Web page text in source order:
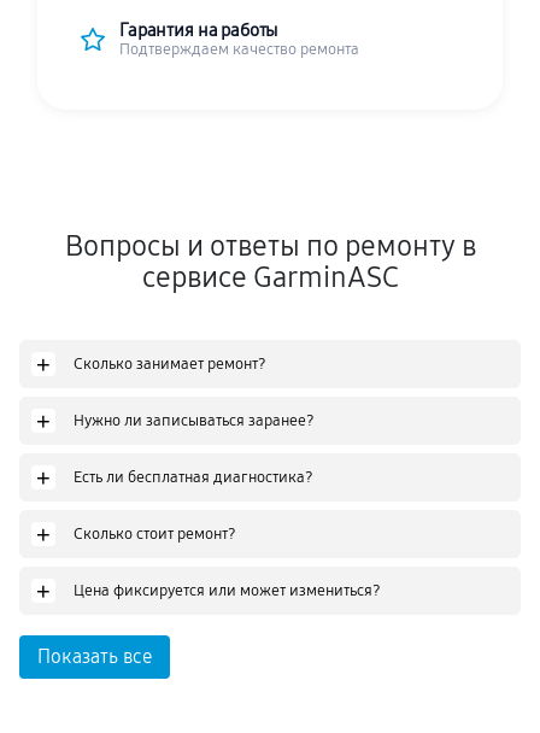
Гарантия на работы
Подтверждаем качество ремонта
Вопросы и ответы по ремонту в
сервисе GarminASC
+ Сколько занимает ремонт?
+ Нужно ли записываться заранее?
+ Есть ли бесплатная диагностика?
+ Сколько стоит ремонт?
+ Цена фиксируется или может измениться?
Показать все